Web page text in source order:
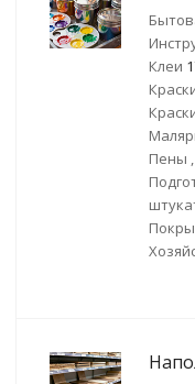
Клеи
Пены